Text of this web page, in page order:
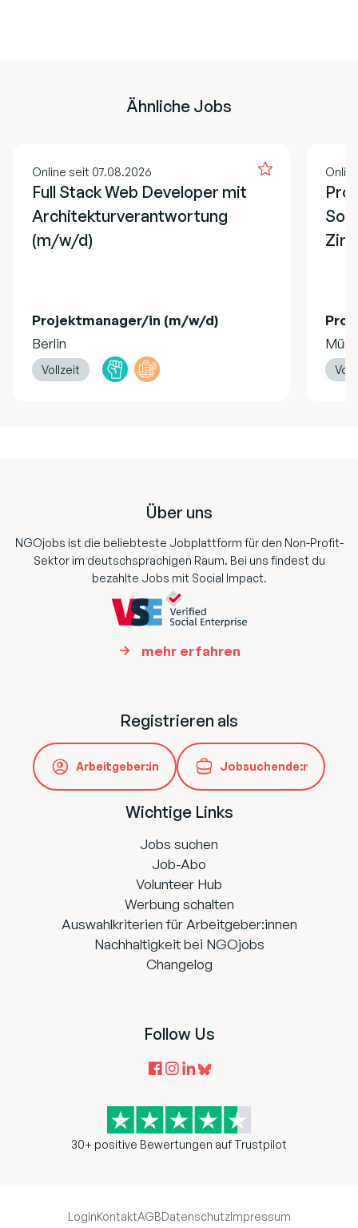
Ähnliche Jobs
Online seit 07.08.2026
Full Stack Web Developer mit
Architekturverantwortung
(m/w/d)
Projektmanager/in (m/w/d)
Berlin
Vollzeit
Über uns
NGOjobs ist die beliebteste Jobplattform für den Non-Profit-
Sektor im deutschsprachigen Raum. Bei uns findest du
bezahlte Jobs mit Social Impact.
mehr erfahren
Registrieren als
Arbeitgeber:in Jobsuchende:r
Wichtige Links
Jobs suchen
Job-Abo
Volunteer Hub
Werbung schalten
Auswahlkriterien für Arbeitgeber:innen
Nachhaltigkeit bei NGOjobs
Changelog
Follow Us
30+ positive Bewertungen auf Trustpilot
LoginKontaktAGBDatenschutzImpressum